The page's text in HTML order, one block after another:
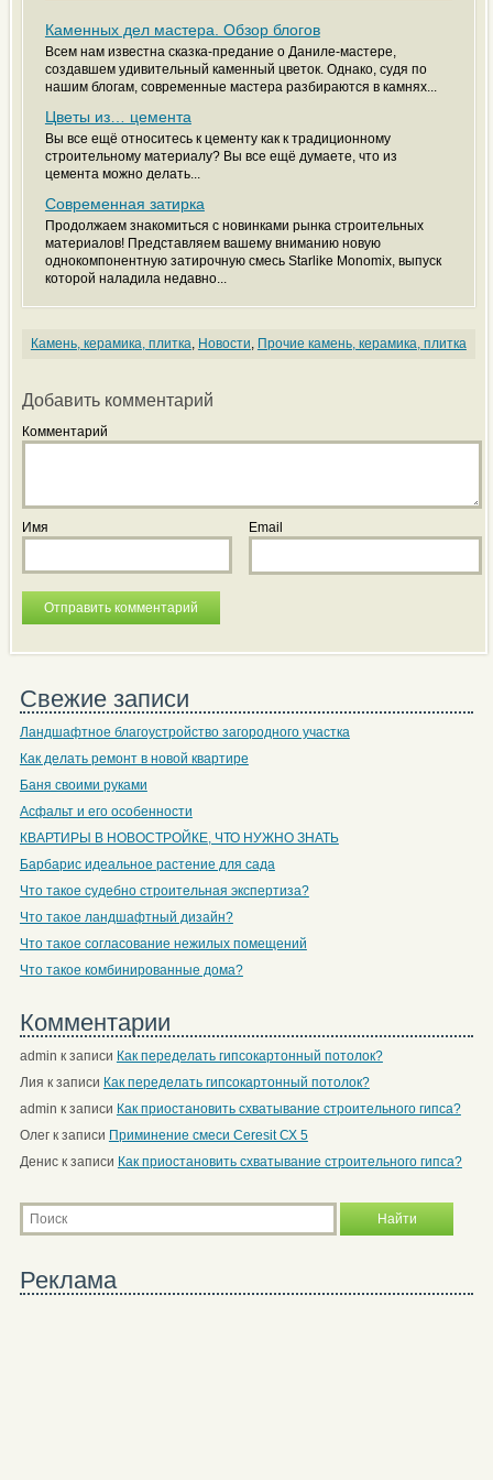
Каменных дел мастера. Обзор блогов
Всем нам известна сказка-предание о Даниле-мастере,
создавшем удивительный каменный цветок. Однако, судя по
нашим блогам, современные мастера разбираются в камнях...
Цветы из… цемента
Вы все ещё относитесь к цементу как к традиционному
строительному материалу? Вы все ещё думаете, что из
цемента можно делать...
Современная затирка
Продолжаем знакомиться с новинками рынка строительных
материалов! Представляем вашему вниманию новую
однокомпонентную затирочную смесь Starlike Monomix, выпуск
которой наладила недавно...
Камень, керамика, плитка, Новости, Прочие камень, керамика, плитка
Добавить комментарий
Комментарий
Имя Email
Свежие записи
Ландшафтное благоустройство загородного участка
Как делать ремонт в новой квартире
Баня своими руками
Асфальт и его особенности
КВАРТИРЫ В НОВОСТРОЙКЕ, ЧТО НУЖНО ЗНАТЬ
Барбарис идеальное растение для сада
Что такое судебно строительная экспертиза?
Что такое ландшафтный дизайн?
Что такое согласование нежилых помещений
Что такое комбинированные дома?
Комментарии
admin к записи Как переделать гипсокартонный потолок?
Лия к записи Как переделать гипсокартонный потолок?
admin к записи Как приостановить схватывание строительного гипса?
Олегк записи Приминение смеси Ceresit СХ 5
Дениск записи Как приостановить схватывание строительного гипса?
Реклама